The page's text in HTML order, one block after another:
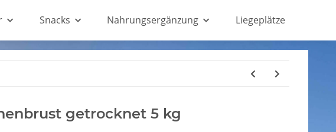
Snacks Nahrungsergänzung Liegeplätze
getrocknet 5 kg